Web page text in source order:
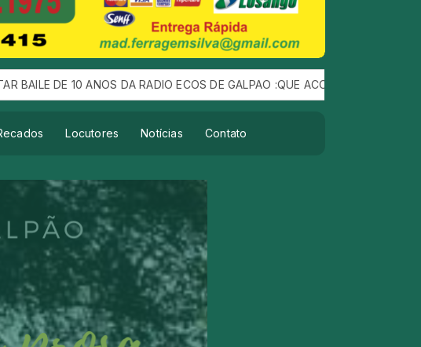
ANOS DA RADIO ECOS DE GALPAO :QUE ACONTEÇEU DIA 10 DE AGOSTO
Locutores Notícias Contato